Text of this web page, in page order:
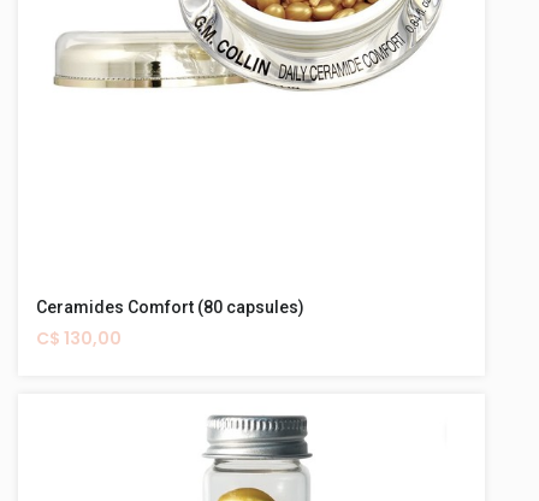
Ceramides Comfort (80 capsules)
C$ 130,00